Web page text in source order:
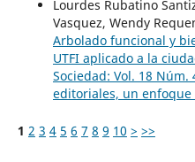
Lourdes Rubatino
Vasquez, Wendy
Arbolado funcional y
UTFI aplicado a la
Sociedad: Vol. 18
editoriales, un enfoque
1 2 3 4 5 6 7 8 9 10 > >>